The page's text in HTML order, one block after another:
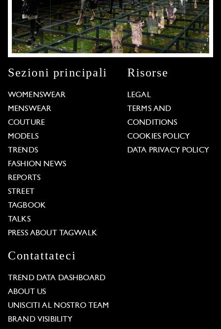
Sezioni principali
WOMENSWEAR
MENSWEAR
COUTURE
MODELS
TRENDS
FASHION NEWS
REPORTS
STREET
TAGBOOK
TALKS
PRESS ABOUT TAGWALK
Risorse
LEGAL
TERMS AND
CONDITIONS
COOKIES POLICY
DATA PRIVACY POLICY
Contattateci
TREND DATA DASHBOARD
ABOUT US
UNISCITI AL NOSTRO TEAM
BRAND VISIBILITY